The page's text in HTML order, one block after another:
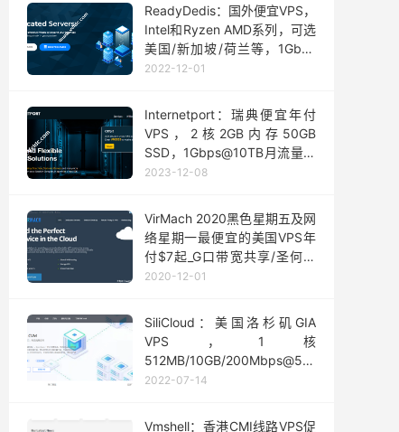
ReadyDedis：国外便宜VPS，
Intel和Ryzen AMD系列，可选
美国/新加坡/荷兰等，1Gbps
带宽不限流量，月付4美元起
2022-12-01
Internetport：瑞典便宜年付
VPS，2核2GB内存50GB
SSD，1Gbps@10TB月流量，
年付€12
2023-12-08
VirMach 2020黑色星期五及网
络星期一最便宜的美国VPS年
付$7起_G口带宽共享/圣何塞
等8机房
2020-12-01
SiliCloud：美国洛杉矶GIA
VPS，1核
512MB/10GB/200Mbps@500GB
流量，$16.9/年
2022-07-14
Vmshell：香港CMI线路VPS促